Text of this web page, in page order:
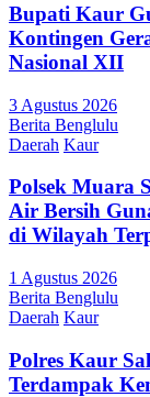
Bupati Kaur
Kontingen
Nasional XII
3 Agustus 2026
Berita Benglulu
Daerah Kaur
Polsek Muara
Air Bersih
di Wilayah
1 Agustus 2026
Berita Benglulu
Daerah Kaur
Polres Kaur
Terdampak